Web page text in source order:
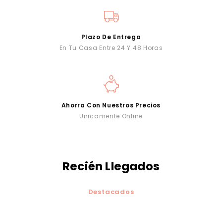
Plazo De Entrega
En Tu Casa Entre 24 Y 48 Horas
Ahorra Con Nuestros Precios
Unicamente Online
Recién Llegados
Destacados